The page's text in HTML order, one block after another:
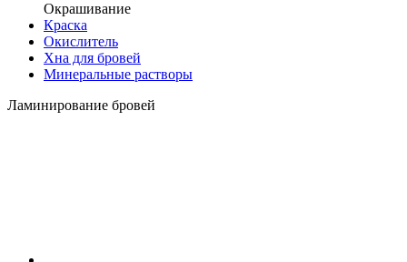
Окрашивание
Краска
Окислитель
Хна для бровей
Минеральные растворы
Ламинирование бровей